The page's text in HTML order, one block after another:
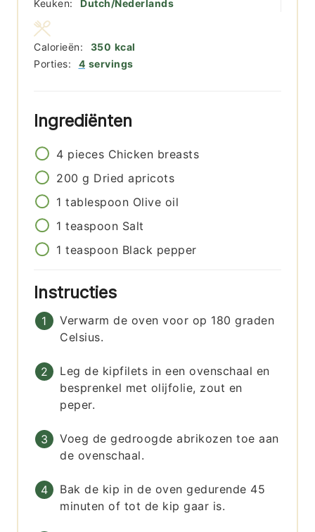
Keuken:
Dutch/Nederlands
Porties: 4 servings
Calorieën: 350 kcal
Ingrediënten
4 pieces Chicken breasts
200 g Dried apricots
1 tablespoon Olive oil
1 teaspoon Salt
1 teaspoon Black pepper
Instructies
Verwarm de oven voor op 180 graden
Celsius.
Leg de kipfilets in een ovenschaal en
besprenkel met olijfolie, zout en
peper.
Voeg de gedroogde abrikozen toe aan
de ovenschaal.
Bak de kip in de oven gedurende 45
minuten of tot de kip gaar is.